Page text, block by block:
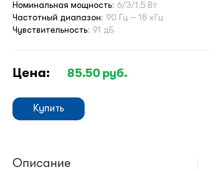
Номинальная мощность: 6/3/1.5 Вт
Частотный диапазон: 90 Гц – 18 кГц
Чувствительность: 91 дБ
Цена: 85.50 руб.
Купить
Описание